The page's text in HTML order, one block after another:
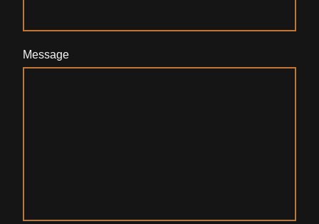
Message